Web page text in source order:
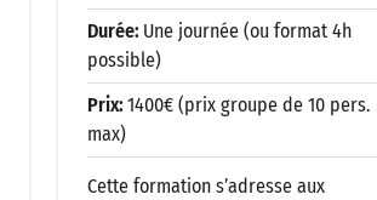
Durée: Une journée (ou format 4h
possible)
Prix: 1400€ (prix groupe de 10 pers.
max)
Cette formation s’adresse aux